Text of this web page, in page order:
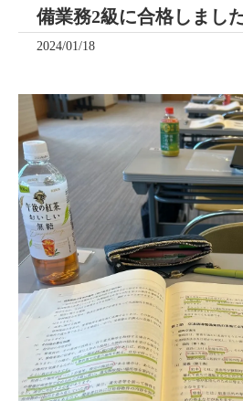
備業務2級に合格しまし
2024/01/18